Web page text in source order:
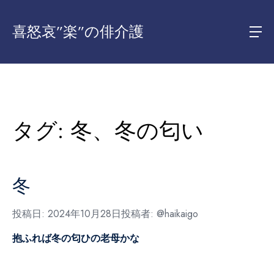
喜怒哀”楽”の俳介護
タグ: 冬、冬の匂い
冬
投稿日: 2024年10月28日投稿者: @haikaigo
抱ふれば冬の匂ひの老母かな